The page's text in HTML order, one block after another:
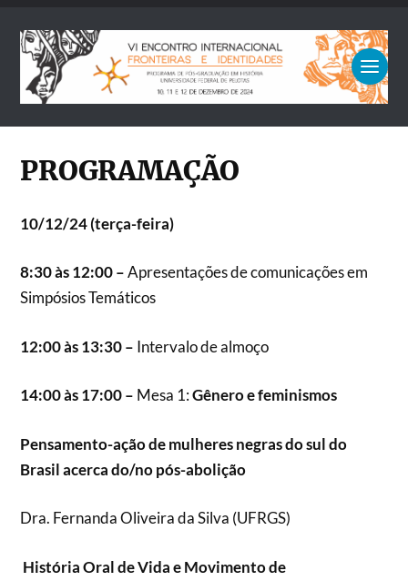
PROGRAMAÇÃO
10/12/24 (terça-feira)
8:30 às 12:00 –Apresentações de comunicações em
Simpósios Temáticos
12:00 às 13:30 – Intervalo de almoço
14:00 às 17:00 – Mesa 1:Gênero e feminismos
Pensamento-ação de mulheres negras do sul do
Brasil acerca do/no pós-abolição
Dra. Fernanda Oliveira da Silva (UFRGS)
História Oral de Vida e Movimento de